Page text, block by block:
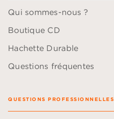
Qui sommes-nous ?
Boutique CD
Hachette Durable
Questions fréquentes
QUESTIONS PROFESSIONNELLES